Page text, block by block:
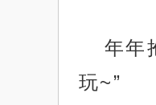
年年
玩~”